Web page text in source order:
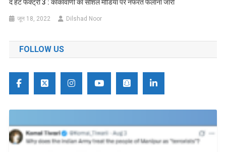
द हेट फैक्ट्री 3 : काकावाणी का सोशल मीडिया पर नफरत फैलाना जारी
जून 18, 2022 Dilshad Noor
FOLLOW US